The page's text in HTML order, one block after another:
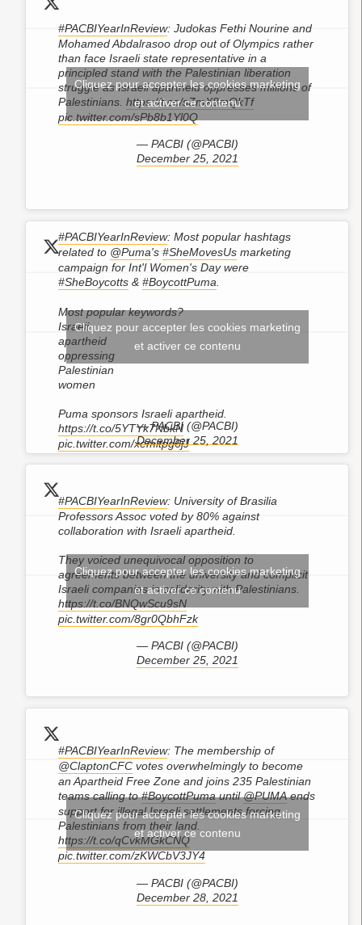
#PACBIYearInReview: Judokas Fethi Nourine and
Mohamed Abdalrasoo drop out of Olympics rather
than face Israeli state representative in a
principled stand with the Palestinian liberation
struggle as Israeli apartheid oppresses millions of
Palestinians. https://t.co/sZmX8mQkTf
pic.twitter.com/sPb8b1Yl0Q
— PACBI (@PACBI)
December 25, 2021
Cliquez pour accepter les cookies marketing
et activer ce contenu
#PACBIYearInReview: Most popular hashtags
related to @Puma's #SheMovesUs marketing
campaign for Int'l Women's Day were
#SheBoycotts & #BoycottPuma
Most popular keywords?
Israeli
apartheid
oppressing
Palestinian
women
Puma sponsors Israeli apartheid.
https://t.co/5YTYk7NbkN
pic.twitter.com/xemitpg6jJ
— PACBI (@PACBI)
December 25, 2021
Cliquez pour accepter les cookies marketing
et activer ce contenu
#PACBIYearInReview: University of Brasilia
Professors Assoc voted by 80% against
collaboration with Israeli apartheid.
They voiced unequivocal opposition to
agreements between the university and complicit
Israeli companies in solidarity with Palestinians.
https://t.co/BNQwScu9sN
pic.twitter.com/8gr0QbhFzk
— PACBI (@PACBI)
December 25, 2021
Cliquez pour accepter les cookies marketing
et activer ce contenu
#PACBIYearInReview: The membership of
@ClaptonCFC votes overwhelmingly to become
an Apartheid Free Zone and joins 235 Palestinian
teams calling to#BoycottPumauntil@PUMAends
support for illegal Israeli settlements forcing
Palestinians from their land.
https://t.co/qCvkMGkCNQ
pic.twitter.com/zKWCbV3JY4
— PACBI (@PACBI)
December 28, 2021
Cliquez pour accepter les cookies marketing
et activer ce contenu